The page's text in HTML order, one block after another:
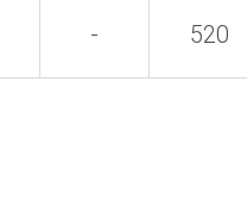
- 520